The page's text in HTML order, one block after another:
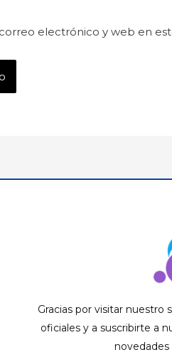
electrónico y web en
Gracias por visitar nuestro
oficiales y a suscribirte a